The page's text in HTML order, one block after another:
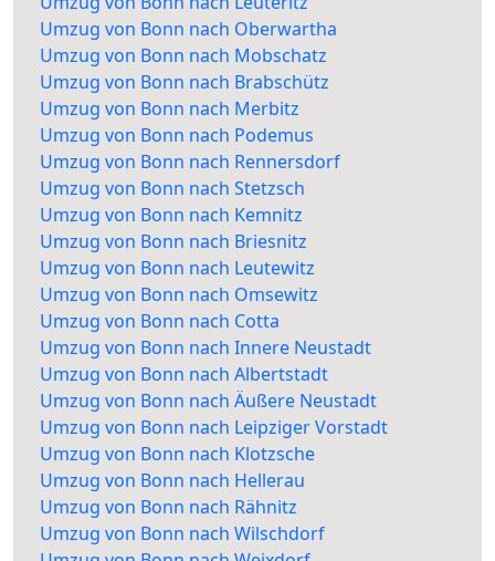
Umzug von Bonn nach Oberwartha
Umzug von Bonn nach Mobschatz
Umzug von Bonn nach Brabschütz
Umzug von Bonn nach Merbitz
Umzug von Bonn nach Podemus
Umzug von Bonn nach Rennersdorf
Umzug von Bonn nach Stetzsch
Umzug von Bonn nach Kemnitz
Umzug von Bonn nach Briesnitz
Umzug von Bonn nach Leutewitz
Umzug von Bonn nach Omsewitz
Umzug von Bonn nach Cotta
Umzug von Bonn nach Innere Neustadt
Umzug von Bonn nach Albertstadt
Umzug von Bonn nach Äußere Neustadt
Umzug von Bonn nach Leipziger Vorstadt
Umzug von Bonn nach Klotzsche
Umzug von Bonn nach Hellerau
Umzug von Bonn nach Rähnitz
Umzug von Bonn nach Wilschdorf